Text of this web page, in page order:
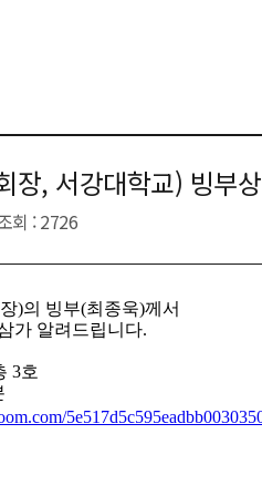
장, 서강대학교) 빙부상
회 : 2726